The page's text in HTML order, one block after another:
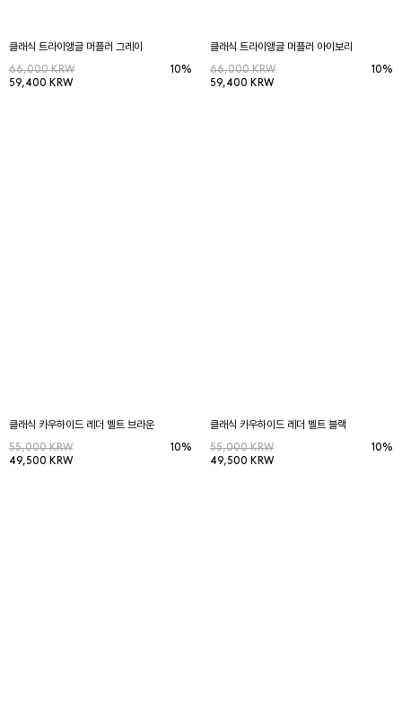
클래식 트라이앵글 머플러 그레이
66,000 KRW
59,400 KRW
10%
클래식 트라이앵글 머플러 아이보리
66,000 KRW
59,400 KRW
10%
클래식 카우하이드 레더 벨트 브라운
55,000 KRW
49,500 KRW
10%
클래식 카우하이드 레더 벨트 블랙
55,000 KRW
49,500 KRW
10%